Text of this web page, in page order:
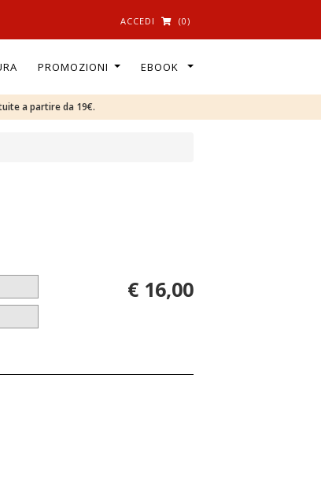
ACCEDI (0)
PROMOZIONI EBOOK
a partire da 19€.
€ 16,00